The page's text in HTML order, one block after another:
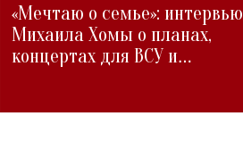
«Мечтаю о семье»: интервью
Михаила Хомы о планах,
концертах для ВСУ и